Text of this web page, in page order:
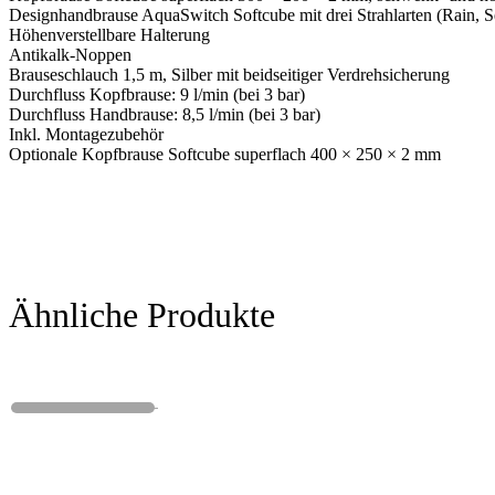
Designhandbrause AquaSwitch Softcube mit drei Strahlarten (Rain,
Höhenverstellbare Halterung
Antikalk-Noppen
Brauseschlauch 1,5 m, Silber mit beidseitiger Verdrehsicherung
Durchfluss Kopfbrause: 9 l/min (bei 3 bar)
Durchfluss Handbrause: 8,5 l/min (bei 3 bar)
Inkl. Montagezubehör
Optionale Kopfbrause Softcube superflach 400 × 250 × 2 mm
Ähnliche Produkte